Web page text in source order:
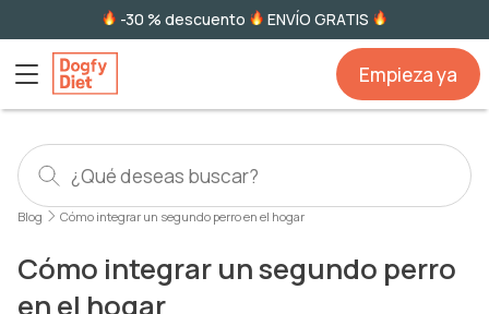
-30 % descuento ENVÍO GRATIS
Empieza ya
Blog Cómo integrar un segundo perro en el hogar
Cómo integrar un segundo perro
en el hogar